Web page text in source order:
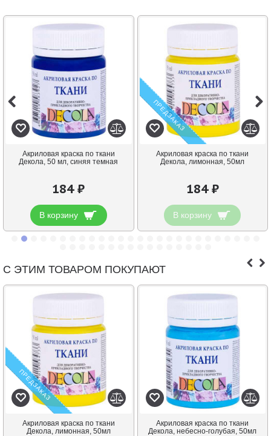
Акриловая краска по ткани
Декола, 50 мл, синяя темная
184 ₽
В корзину
ПРЕДЗАКАЗ
Акриловая краска по ткани
Декола, лимонная, 50мл
184 ₽
В корзину
С ЭТИМ ТОВАРОМ ПОКУПАЮТ
ПРЕДЗАКАЗ
Акриловая краска по ткани
Декола, лимонная, 50мл
Акриловая краска по ткани
Декола, небесно-голубая, 50мл